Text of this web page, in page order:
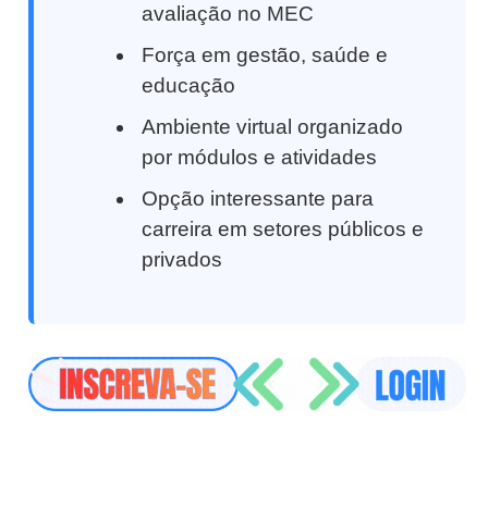
avaliação no MEC
Força em gestão, saúde e
educação
Ambiente virtual organizado
por módulos e atividades
Opção interessante para
carreira em setores públicos e
privados